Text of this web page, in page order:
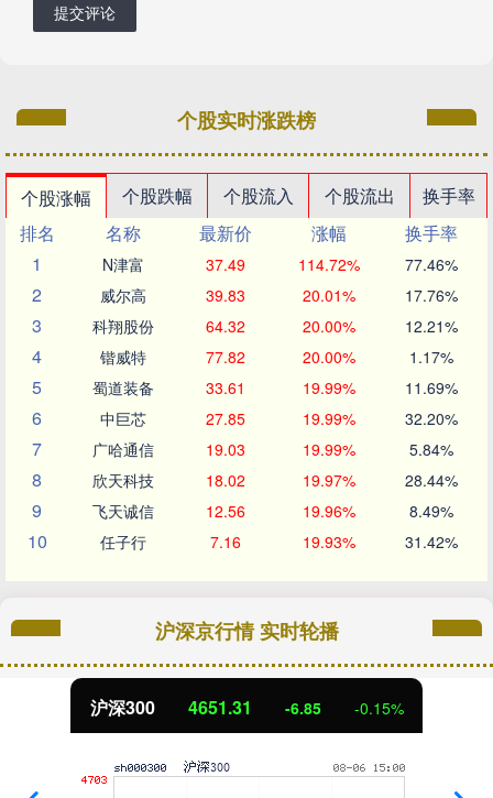
提交评论
个股实时涨跌榜
个股涨幅 个股跌幅 个股流入 个股流出
换手率
排名
名称 最新价 涨幅
换手率
1
N津富 37.49 114.72% 77.46%
2 威尔高 39.83 20.01% 17.76%
3 科翔股份 64.32 20.00% 12.21%
4 锴威特 77.82 20.00% 1.17%
5 蜀道装备 33.61 19.99% 11.69%
6 中巨芯 27.85 19.99% 32.20%
7 广哈通信 19.03 19.99% 5.84%
8 欣天科技 18.02 19.97% 28.44%
9 飞天诚信 12.56 19.96% 8.49%
10 任子行 7.16 19.93% 31.42%
沪深京行情 实时轮播
沪深300 4651.31 -6.85 -0.15%